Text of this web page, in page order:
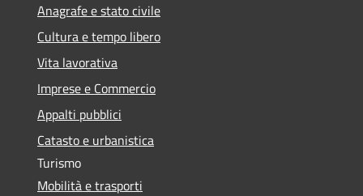
Anagrafe e stato civile
Cultura e tempo libero
Vita lavorativa
Imprese e Commercio
Appalti pubblici
Catasto e urbanistica
Turismo
Mobilità e trasporti